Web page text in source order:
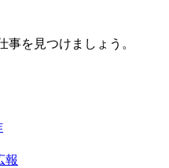
事を見つけましょう。
報